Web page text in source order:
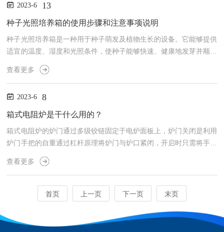
素，为植物创造理想的生长环境。利用更好的技术手段来实现精确控
制环境参数。温度、湿度和光照可以通过恒温箱、加湿器和人工照明
2023-6 13
种子光照培养箱的使用步骤和注意事项说明
种子光照培养箱是一种用于种子萌发及植物生长的设备。它能够提供
适宜的温度、湿度和光照条件，使种子能够快速、健康地发芽并顺利
生长。该设备可以广泛应用于植物学、农业、园艺等领域，特别适用
于种子繁殖、育苗以及试管培养等操作。一、设备结构种子光照培养
制系统可通过调节温度、湿度和光照时间等参数来实现对种子的管
理，保证其良好的生长状态。加热系统通常采用电加热方式，能够提
适...
查看更多
2023-6 8
箱式电阻炉是干什么用的？
箱式电阻炉的炉门通过多级铰链固定于电炉面板上，炉门关闭是利用
炉门手把的自重通过杠杆原理将炉门与炉口紧闭，开启时只需将手把
锁往上提出，胶钩往外拉开，将炉门置于左侧即可。另外炉口下端有
与炉门连锁安全开关，当炉门开启时，电炉电源自动切断，以保证安
焊接制成;箱式高温炉工作室为耐火材料制成的炉膛，加热元件置于
其中，而高温马弗炉炉膛与炉壳间用保温材料砌筑隔热。1、箱式电
阻炉可以热加工、水泥、建材行业,进行小型工件的热加工或处
理；...
查看更多
首页 上一页 下一页 末页